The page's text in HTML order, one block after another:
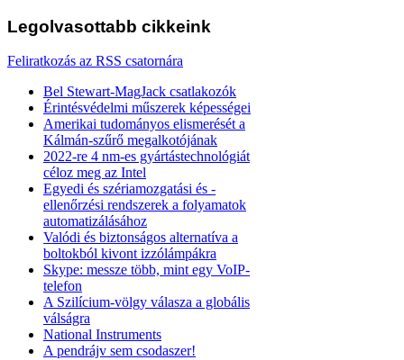
Legolvasottabb cikkeink
Feliratkozás az RSS csatornára
Bel Stewart-MagJack csatlakozók
Érintésvédelmi műszerek képességei
Amerikai tudományos elismerését a
Kálmán-szűrő megalkotójának
2022-re 4 nm-es gyártástechnológiát
céloz meg az Intel
Egyedi és szériamozgatási és -
ellenőrzési rendszerek a folyamatok
automatizálásához
Valódi és biztonságos alternatíva a
boltokból kivont izzólámpákra
Skype: messze több, mint egy VoIP-
telefon
A Szilícium-völgy válasza a globális
válságra
National Instruments
A pendrájv sem csodaszer!